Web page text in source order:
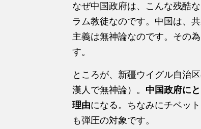
なぜ中国政府は、こんな残酷
ラム教徒なのです。中国は、
主義は無神論なのです。その
す。
ところが、新疆ウイグル自治
漢人で無神論）。 中国政府に
理由になる。ちなみにチベッ
も弾圧の対象です。